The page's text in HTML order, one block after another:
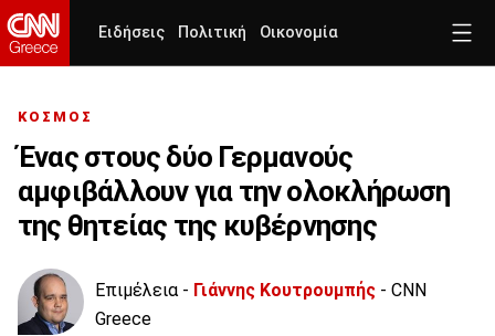
Ειδήσεις Πολιτική Οικονομία
ΚΟΣΜΟΣ
Ένας στους δύο Γερμανούς
αμφιβάλλουν για την ολοκλήρωση
της θητείας της κυβέρνησης
Επιμέλεια - Γιάννης Κουτρουμπής - CNN
Greece